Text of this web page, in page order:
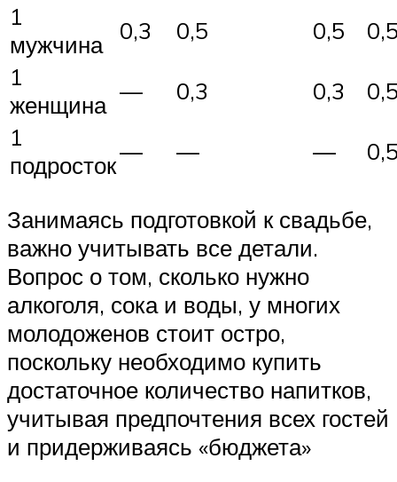
1
мужчина
0,3 0,5 0,5
1
женщина — 0,3 0,3
1
подросток— — —
Занимаясь подготовкой к свадьбе,
важно учитывать все детали.
Вопрос о том, сколько нужно
алкоголя, сока и воды, у многих
молодоженов стоит остро,
поскольку необходимо купить
достаточное количество напитков,
учитывая предпочтения всех гостей
и придерживаясь «бюджета»